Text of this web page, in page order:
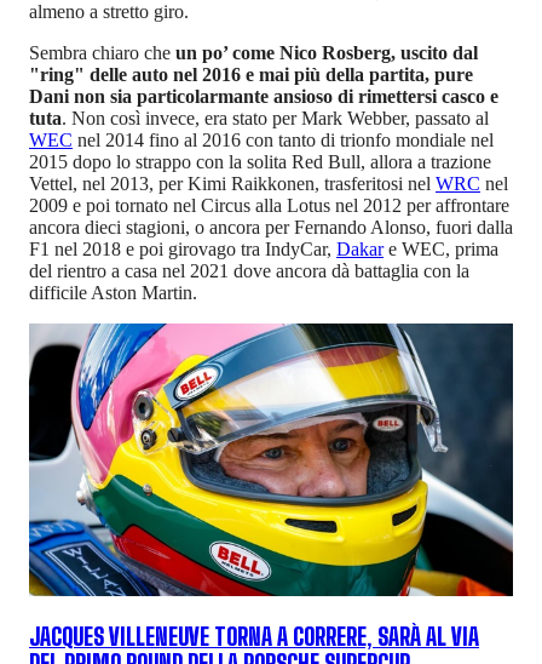
almeno a stretto giro.
Sembra chiaro che un po’ come Nico Rosberg, uscito dal
"ring" delle auto nel 2016 e mai più della partita, pure
Dani non sia particolarmante ansioso di rimettersi casco e
tuta. Non così invece, era stato per Mark Webber, passato al
WEC nel 2014 fino al 2016 con tanto di trionfo mondiale nel
2015 dopo lo strappo con la solita Red Bull, allora a trazione
Vettel, nel 2013, per Kimi Raikkonen, trasferitosi nel WRC nel
2009 e poi tornato nel Circus alla Lotus nel 2012 per affrontare
ancora dieci stagioni, o ancora per Fernando Alonso, fuori dalla
F1 nel 2018 e poi girovago tra IndyCar, Dakare WEC, prima
del rientro a casa nel 2021 dove ancora dà battaglia con la
difficile Aston Martin.
JACQUES VILLENEUVE TORNA A CORRERE, SARÀ AL VIA